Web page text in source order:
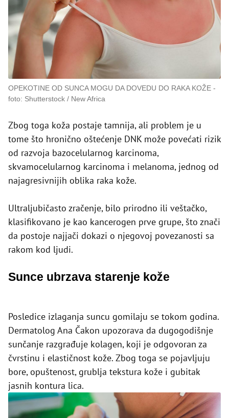
OPEKOTINE OD SUNCA MOGU DA DOVEDU DO RAKA KOŽE
foto: Shutterstock / New Africa
Zbog toga koža postaje tamnija, ali problem je u
tome što hronično oštećenje DNK može povećati rizik
od razvoja bazocelularnog karcinoma,
skvamocelularnog karcinoma i melanoma, jednog od
najagresivnijih oblika raka kože.
Ultraljubičasto zračenje, bilo prirodno ili veštačko,
klasifikovano je kao kancerogen prve grupe, što znači
da postoje najjači dokazi o njegovoj povezanosti sa
rakom kod ljudi.
Sunce ubrzava starenje kože
Posledice izlaganja suncu gomilaju se tokom godina.
Dermatolog Ana Čakon upozorava da dugogodišnje
sunčanje razgrađuje kolagen, koji je odgovoran za
čvrstinu i elastičnost kože. Zbog toga se pojavljuju
bore, opuštenost, grublja tekstura kože i gubitak
jasnih kontura lica.